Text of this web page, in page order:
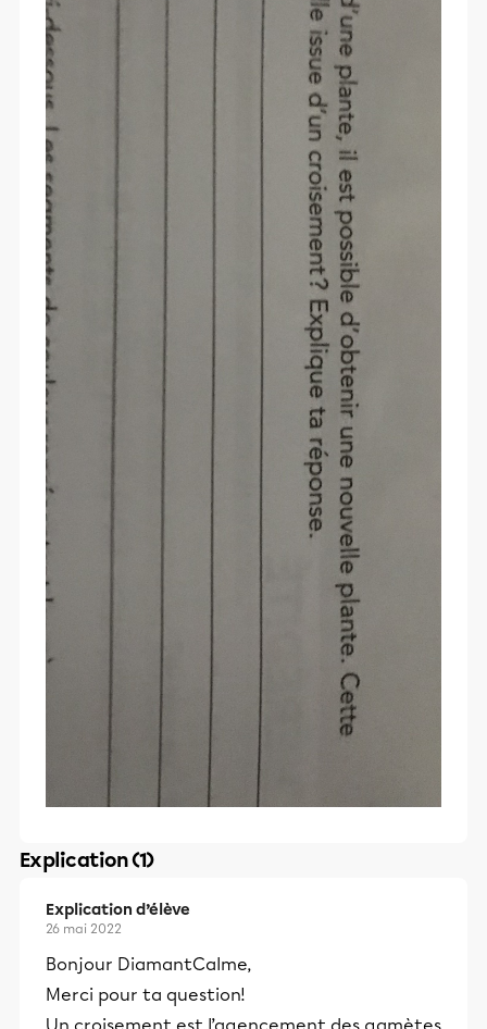
Explication (1)
Explication d’élève
26 mai 2022
Bonjour DiamantCalme,
Merci pour ta question!